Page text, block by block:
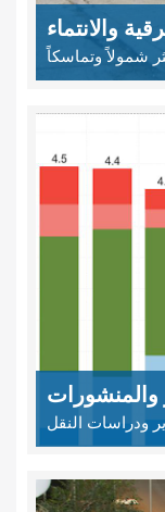
والانتماء
شمولاً وتماسكاً
والمنشورات
ودراسات النقل